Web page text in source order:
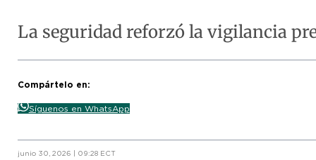
La seguridad reforzó la vigilancia
Compártelo en:
Síguenos en WhatsApp
junio 30, 2026 | 09:28 ECT